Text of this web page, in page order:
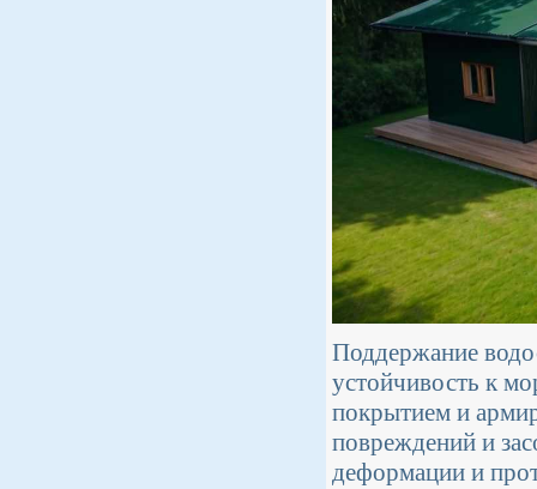
Поддержание
устойчивость к
покрытием и
повреждений и
деформации и